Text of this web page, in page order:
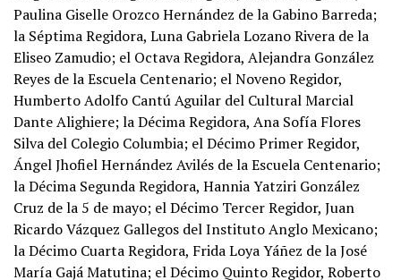
Paulina Giselle Orozco Hernández de la Gabino Barreda;
la Séptima Regidora, Luna Gabriela Lozano Rivera de la
Eliseo Zamudio; el Octava Regidora, Alejandra González
Reyes de la Escuela Centenario; el Noveno Regidor,
Humberto Adolfo Cantú Aguilar del Cultural Marcial
Dante Alighiere; la Décima Regidora, Ana Sofía Flores
Silva del Colegio Columbia; el Décimo Primer Regidor,
Ángel Jhofiel Hernández Avilés de la Escuela Centenario;
la Décima Segunda Regidora, Hannia Yatziri González
Cruz de la 5 de mayo; el Décimo Tercer Regidor, Juan
Ricardo Vázquez Gallegos del Instituto Anglo Mexicano;
la Décimo Cuarta Regidora, Frida Loya Yáñez de la José
María Gajá Matutina; el Décimo Quinto Regidor, Roberto